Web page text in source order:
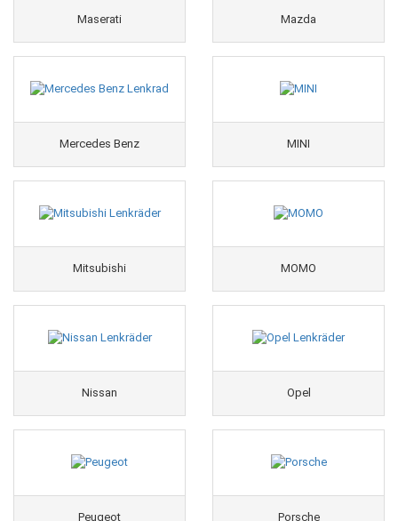
Maserati Mazda
Mercedes Benz MINI
Mitsubishi MOMO
Nissan Opel
Peugeot Porsche